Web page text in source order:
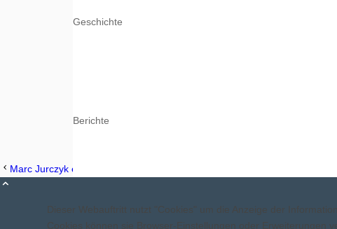
Geschichte
Berichte
Marc Jurczyk erfolgreich bei den deutschen Meisterschaften 2019
Dieser Webauftritt nutzt "Cookies" um die Anzeige der
Cookies können sie Browser-Einstellungen oder Erweiterungen